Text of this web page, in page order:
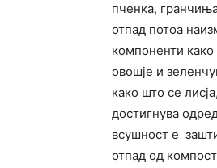
пченка,
отпад потоа
компоненти
овошје и
како што се
достигнува
всушност е
отпад од